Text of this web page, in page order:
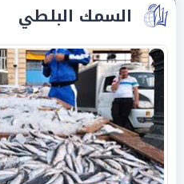
السمك البلطي